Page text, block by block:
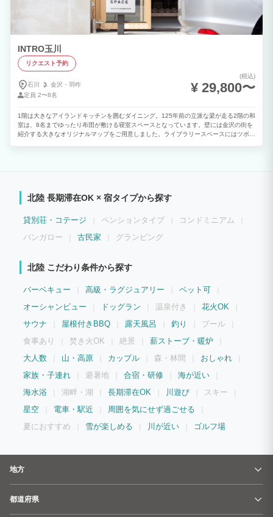
INTRO玉川
リクエスト予約
石川 金沢・ 羽咋
定員 2〜8名
(税込)
¥ 29,800〜
1階は大きなアイランドキッチンを囲むダイニング。125年前の立派な梁が走る2階の和
室は、8名までゆったり布団が敷ける寝室スペースとなっています。壁には金沢の街を
紹介する大きなオリジナルマップをご用意しました。ライブラリースペースにはツボを
出迎えいたします。真ん中にカーテンがあるので、早寝派と遅寝派、子どもと大人、女
は金澤テロワールさんとなっています。営業時間の18時～23時までは他のお客様もい
ますので、飛び回る、どすどす歩くなど大きな音が出ないようにご利用ください。普通
に会話していただく分には問題ございません。（とても美味しいレストランですので、
北陸 長期滞在OK × 宿タイプから探す
貸別荘・コテージ ペンションタイプ
コンドミニアム
バンガロー
古民家 グランピング
北陸 こだわり条件から探す
バーベキュー 高級・ラグジュアリー
ペット可
オーシャンビュー
ドッグラン 温泉付き
花火OK
サウナ
屋根付きBBQ 露天風呂 釣り
プール
食事あり
焚き火OK 絶景
薪ストーブ・暖炉
大人数
山・高原 カップル 森・林間
おしゃれ
家族・子連れ
避暑地 合宿・研修
海が近い
海水浴
湖畔・湖 長期滞在OK 川遊び
スキー
星空
電車・駅近
周囲を気にせず過ごせる
夏におすすめ
雪が楽しめる 川が近い ゴルフ場
地方
都道府県